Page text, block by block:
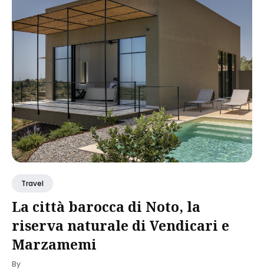
Travel
La città barocca di Noto, la
riserva naturale di Vendicari e
Marzamemi
By